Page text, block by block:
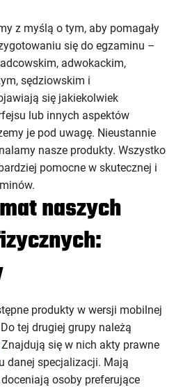
z myślą o tym, aby pomagały
się do egzaminu –
adwokackim,
sędziowskim i
się jakiekolwiek
lub innych aspektów
je pod uwagę. Nieustannie
nasze produkty. Wszystko
pomocne w skutecznej i
naszych
produkty w wersji mobilnej
tej drugiej grupy należą
Znajdują się w nich akty prawne
danej specjalizacji. Mają
osoby preferujące